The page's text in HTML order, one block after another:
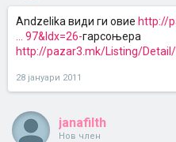
Andzelika види ги овие http://
... 97&Idx=26-гарсоњера
http://pazar3.mk/Listing/Detail/
28 јануари 2011
janafilth
Нов член